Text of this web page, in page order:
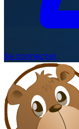
Se connecter